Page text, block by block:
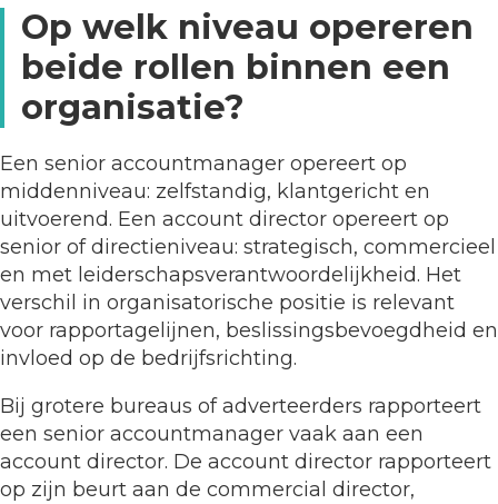
Op welk niveau opereren
beide rollen binnen een
organisatie?
Een senior accountmanager opereert op
middenniveau: zelfstandig, klantgericht en
uitvoerend. Een account director opereert op
senior of directieniveau: strategisch, commercieel
en met leiderschapsverantwoordelijkheid. Het
verschil in organisatorische positie is relevant
voor rapportagelijnen, beslissingsbevoegdheid en
invloed op de bedrijfsrichting.
Bij grotere bureaus of adverteerders rapporteert
een senior accountmanager vaak aan een
account director. De account director rapporteert
op zijn beurt aan de commercial director,